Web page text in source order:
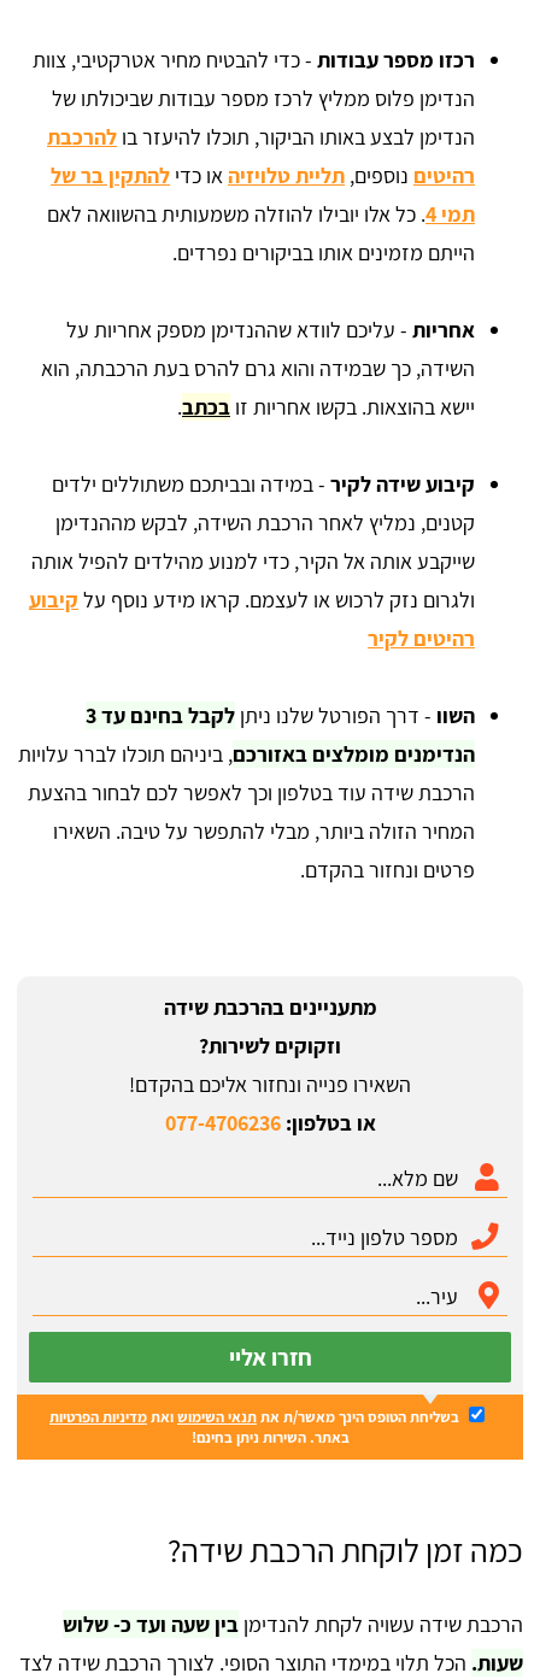
רכזו מספר עבודות - כדי להבטיח מחיר אטרקטיבי, צוות
הנדימן פלוס ממליץ לרכז מספר עבודות שביכולתו של
הנדימן לבצע באותו הביקור, תוכלו להיעזר בו להרכבת
רהיטים נוספים, תליית טלויזיהאו כדי להתקין בר של
תמי 4
. כל אלו יובילו להוזלה משמעותית בהשוואה לאם
הייתם מזמינים אותו בביקורים נפרדים.
אחריות - עליכם לוודא שההנדימן מספק אחריות על
השידה, כך שבמידה והוא גרם להרס בעת הרכבתה, הוא
יישא בהוצאות. בקשו אחריות זו בכתב.
קיבוע שידה לקיר - במידה ובביתכם משתוללים ילדים
קטנים, נמליץ לאחר הרכבת השידה, לבקש מההנדימן
שייקבע אותה אל הקיר, כדי למנוע מהילדים להפיל אותה
ולגרום נזק לרכוש או לעצמם. קראו מידע נוסף על קיבוע
רהיטים לקיר
השוו - דרך הפורטל שלנו ניתן
לקבל בחינם עד 3
הנדימנים מומלצים באזורכם, ביניהם תוכלו לברר עלויות
הרכבת שידה עוד בטלפון וכך לאפשר לכם לבחור בהצעת
המחיר הזולה ביותר, מבלי להתפשר על טיבה. השאירו
פרטים ונחזור בהקדם.
מתעניינים בהרכבת שידה
וזקוקים לשירות?
השאירו פנייה ונחזור אליכם בהקדם!
או בטלפון:077-4706236
חזרו אליי
בשליחת הטופס הינך מאשר/ת אתתנאי השימושואתמדיניות הפרטיות
באתר. השירות ניתן בחינם!
כמה זמן לוקחת הרכבת שידה?
הרכבת שידה עשויה לקחת להנדימן בין שעה ועד כ- שלוש
שעות. הכל תלוי במימדי התוצר הסופי. לצורך הרכבת שידה לצד